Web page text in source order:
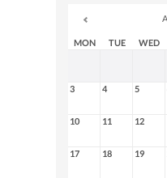
MON TUE WED
3 4 5
10 11 12
17 18 19